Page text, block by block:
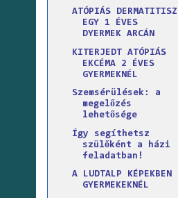
ATÓPIÁS DERMATITISZ
EGY 1 ÉVES
DYERMEK ARCÁN
KITERJEDT ATÓPIÁS
EKCÉMA 2 ÉVES
GYERMEKNÉL
Szemsérülések: a
megelőzés
lehetősége
Így segíthetsz
szülőként a házi
feladatban!
A LUDTALP KÉPEKBEN
GYERMEKEKNÉL